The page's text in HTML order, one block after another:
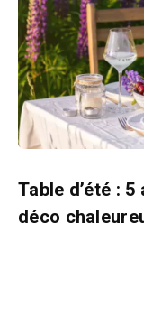
Table d’été :
déco